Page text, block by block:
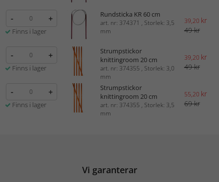
- +
Finns i lager
Rundsticka KR 60 cm
art. nr: 374371 , Storlek: 3,5
mm
39,20 kr
49 kr
- +
Finns i lager
Strumpstickor
knittingroom 20 cm
art. nr: 374355 , Storlek: 3,0
mm
39,20 kr
49 kr
- +
Finns i lager
Strumpstickor
knittingroom 20 cm
art. nr: 374355 , Storlek: 3,5
mm
55,20 kr
69 kr
Vi garanterar